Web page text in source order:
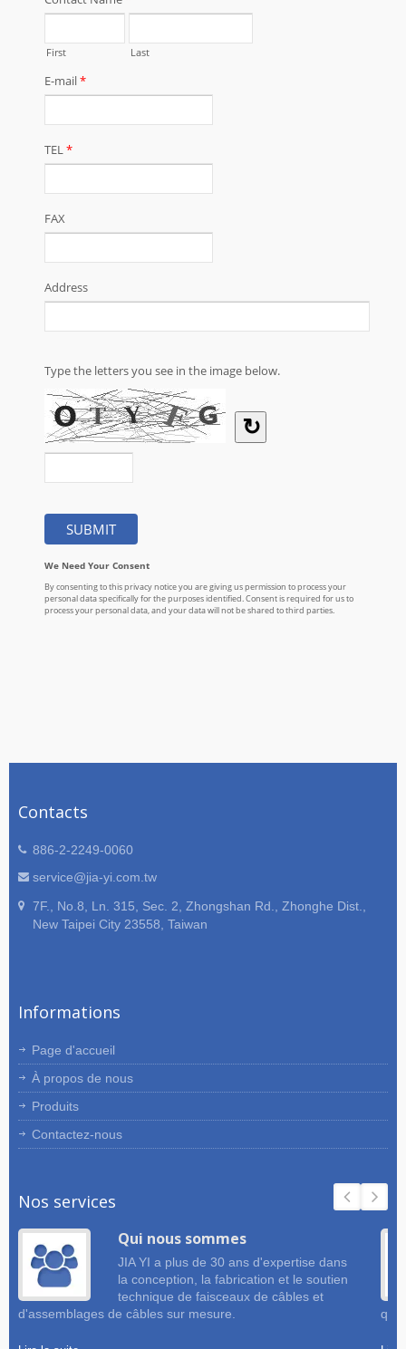
Contacts
886-2-2249-0060
service@jia-yi.com.tw
7F., No.8, Ln. 315, Sec. 2, Zhongshan Rd., Zhonghe Dist.,
New Taipei City 23558, Taiwan
Informations
Page d'accueil
À propos de nous
Produits
Contactez-nous
Nos services
Qui nous sommes
JIA YI a plus de 30 ans d'expertise dans
la conception, la fabrication et le soutien
technique de faisceaux de câbles et
d'assemblages de câbles sur mesure.